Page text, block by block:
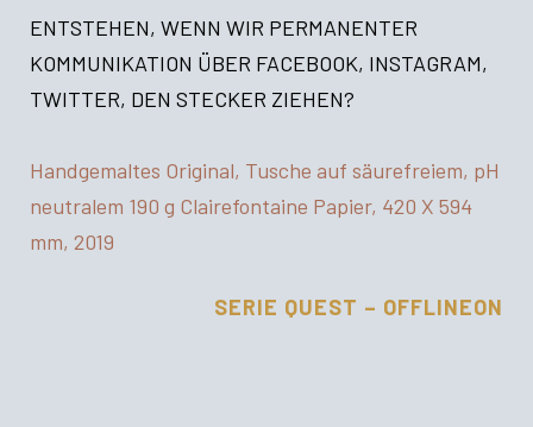
ENTSTEHEN, WENN WIR PERMANENTER
KOMMUNIKATION ÜBER FACEBOOK, INSTAGRAM,
TWITTER, DEN STECKER ZIEHEN?
Handgemaltes Original, Tusche auf säurefreiem, pH
neutralem 190 g Clairefontaine Papier, 420 X 594
mm, 2019
SERIE QUEST – OFFLINEON